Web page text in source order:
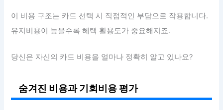
이 비용 구조는 카드 선택 시 직접적인 부담으로 작용합니다.
유지비용이 높을수록 혜택 활용도가 중요해지죠.
당신은 자신의 카드 비용을 얼마나 정확히 알고 있나요?
숨겨진 비용과 기회비용 평가